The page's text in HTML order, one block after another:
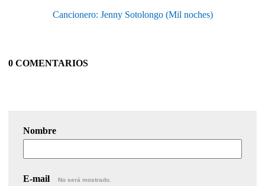
Cancionero: Jenny Sotolongo (Mil noches)
0 COMENTARIOS
Nombre
E-mail No será mostrado.